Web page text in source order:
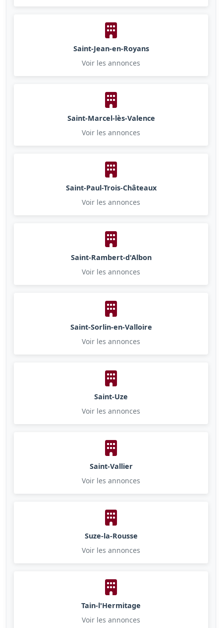
Saint-Jean-en-Royans
Voir les annonces
Saint-Marcel-lès-Valence
Voir les annonces
Saint-Paul-Trois-Châteaux
Voir les annonces
Saint-Rambert-d'Albon
Voir les annonces
Saint-Sorlin-en-Valloire
Voir les annonces
Saint-Uze
Voir les annonces
Saint-Vallier
Voir les annonces
Suze-la-Rousse
Voir les annonces
Tain-l'Hermitage
Voir les annonces